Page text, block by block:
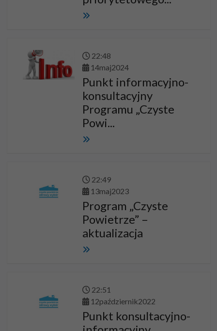
22:48
14maj2024
Punkt informacyjno-
konsultacyjny
Programu „Czyste
Powi...
22:49
13maj2023
Program „Czyste
Powietrze” –
aktualizacja
22:51
12październik2022
Punkt konsultacyjno-